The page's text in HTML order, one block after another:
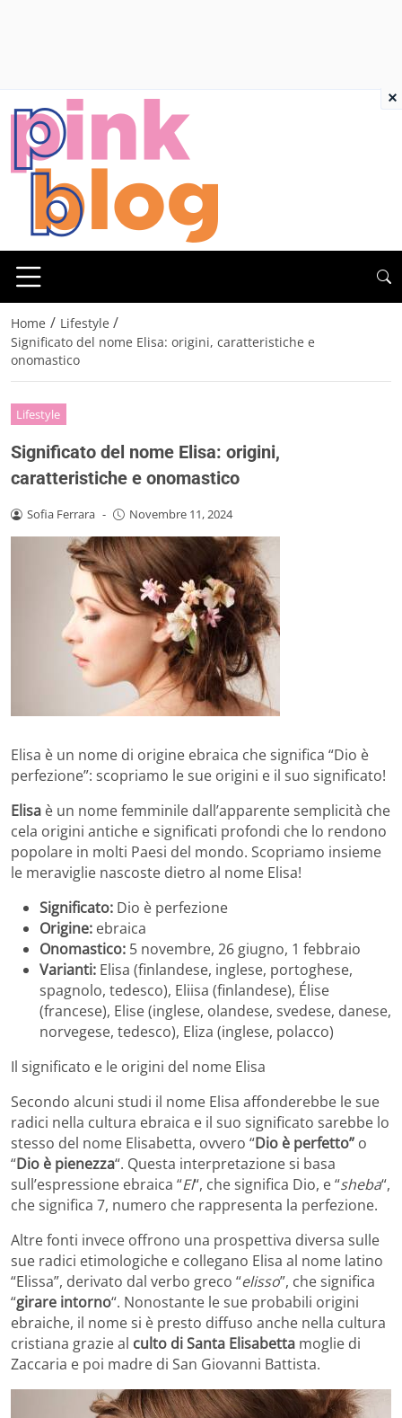
Home / Lifestyle /
Significato del nome Elisa: origini, caratteristiche e
onomastico
Lifestyle
Significato del nome Elisa: origini,
caratteristiche e onomastico
Sofia Ferrara - Novembre 11, 2024
Elisa è un nome di origine ebraica che significa “Dio è
perfezione”: scopriamo le sue origini e il suo significato!
Elisa è un nome femminile dall’apparente semplicità che
cela origini antiche e significati profondi che lo rendono
popolare in molti Paesi del mondo. Scopriamo insieme
le meraviglie nascoste dietro al nome Elisa!
Significato: Dio è perfezione
Origine: ebraica
Onomastico: 5 novembre, 26 giugno, 1 febbraio
Varianti: Elisa (finlandese, inglese, portoghese,
spagnolo, tedesco), Eliisa (finlandese), Élise
(francese), Elise (inglese, olandese, svedese, danese,
norvegese, tedesco), Eliza (inglese, polacco)
Il significato e le origini del nome Elisa
Secondo alcuni studi il nome Elisa affonderebbe le sue
radici nella cultura ebraica e il suo significato sarebbe lo
stesso del nome Elisabetta, ovvero “Dio è perfetto” o
“Dio è pienezza“. Questa interpretazione si basa
sull’espressione ebraica “El“, che significa Dio, e “sheba“,
che significa 7, numero che rappresenta la perfezione.
Altre fonti invece offrono una prospettiva diversa sulle
sue radici etimologiche e collegano Elisa al nome latino
“Elissa”, derivato dal verbo greco “elisso”, che significa
“girare intorno“. Nonostante le sue probabili origini
ebraiche, il nome si è presto diffuso anche nella cultura
cristiana grazie al culto di Santa Elisabetta moglie di
Zaccaria e poi madre di San Giovanni Battista.
×